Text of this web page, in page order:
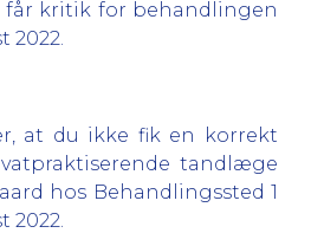
får kritik for behandlingen
2022.
at du ikke fik en korrekt
tandlæge
hos Behandlingssted 1
2022.